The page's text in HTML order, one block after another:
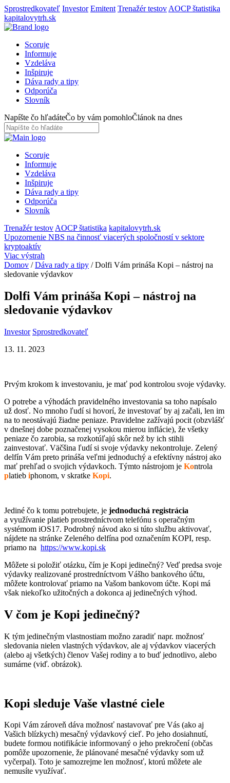
Sprostredkovateľ Investor Emitent Trenažér testov AOCP štatistika
kapitalovytrh.sk
Scoruje
Informuje
Vzdeláva
Inšpiruje
Dáva rady a tipy
Odporúča
Slovník
Napíšte čo hľadáteČo by vám pomohloČlánok na dnes
Scoruje
Informuje
Vzdeláva
Inšpiruje
Dáva rady a tipy
Odporúča
Slovník
Trenažér testov AOCP štatistika kapitalovytrh.sk
Upozornenie NBS na činnosť viacerých spoločností v sektore
kryptoaktív
Viac výstrah
Domov /Dáva rady a tipy /Dolfi Vám prináša Kopi – nástroj na
sledovanie výdavkov
Dolfi Vám prináša Kopi – nástroj na
sledovanie výdavkov
Investor Sprostredkovateľ
13. 11. 2023
Prvým krokom k investovaniu, je mať pod kontrolou svoje výdavky.
O potrebe a výhodách pravidelného investovania sa toho napísalo
už dosť. No mnoho ľudí si hovorí, že investovať by aj začali, len im
na to neostávajú žiadne peniaze. Pravidelne zažívajú pocit (obzvlášť
v dnešnej dobe poznačenej vysokou mierou inflácie), že všetky
peniaze čo zarobia, sa rozkotúľajú skôr než by ich stihli
zainvestovať. Väčšina ľudí si svoje výdavky nekontroluje. Zelený
delfín Vám preto prináša veľmi jednoduchý a efektívny nástroj ako
mať prehľad o svojich výdavkoch. Týmto nástrojom je Kontrola
platieb iphonom, v skratke Kopi.
Jediné čo k tomu potrebujete, je jednoduchá registrácia
a využívanie platieb prostredníctvom telefónu s operačným
systémom iOS17. Podrobný návod ako si túto službu aktivovať,
nájdete na stránke Zeleného delfína pod označením KOPI, resp.
priamo na https://www.kopi.sk
Môžete si položiť otázku, čím je Kopi jedinečný? Veď predsa svoje
výdavky realizované prostredníctvom Vášho bankového účtu,
môžete kontrolovať priamo na Vašom bankovom účte. Kopi má
však niekoľko užitočných a dokonca aj jedinečných výhod.
V čom je Kopi jedinečný?
K tým jedinečným vlastnostiam možno zaradiť napr. možnosť
sledovania nielen vlastných výdavkov, ale aj výdavkov viacerých
(alebo aj všetkých) členov Vašej rodiny a to buď jednotlivo, alebo
sumárne (viď. obrázok).
Kopi sleduje Vaše vlastné ciele
Kopi Vám zároveň dáva možnosť nastavovať pre Vás (ako aj
Vašich blízkych) mesačný výdavkový cieľ. Po jeho dosiahnutí,
budete formou notifikácie informovaný o jeho prekročení (občas
pomôže upozornenie, že plánované mesačné výdavky som už
vyčerpal). Toto je samozrejme len možnosť, ktorú môžete ale
nemusíte využívať.